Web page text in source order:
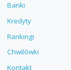
Banki
Kredyty
Rankingi
Chwilówki
Kontakt